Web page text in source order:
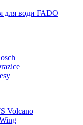
для води FADO
Volcano